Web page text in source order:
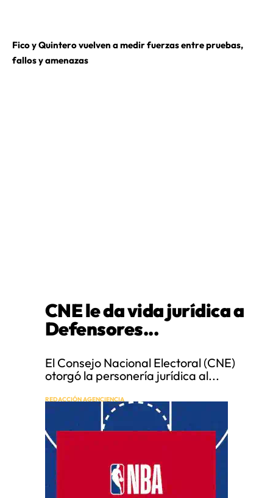
Fico y Quintero vuelven a medir fuerzas entre pruebas,
fallos y amenazas
CNE le da vida jurídica a
Defensores...
El Consejo Nacional Electoral (CNE)
otorgó la personería jurídica al...
REDACCIÓN AGENCIENCIA